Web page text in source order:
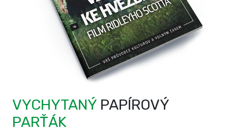
VYCHYTANÝ PAPÍROVÝ
PARŤÁK